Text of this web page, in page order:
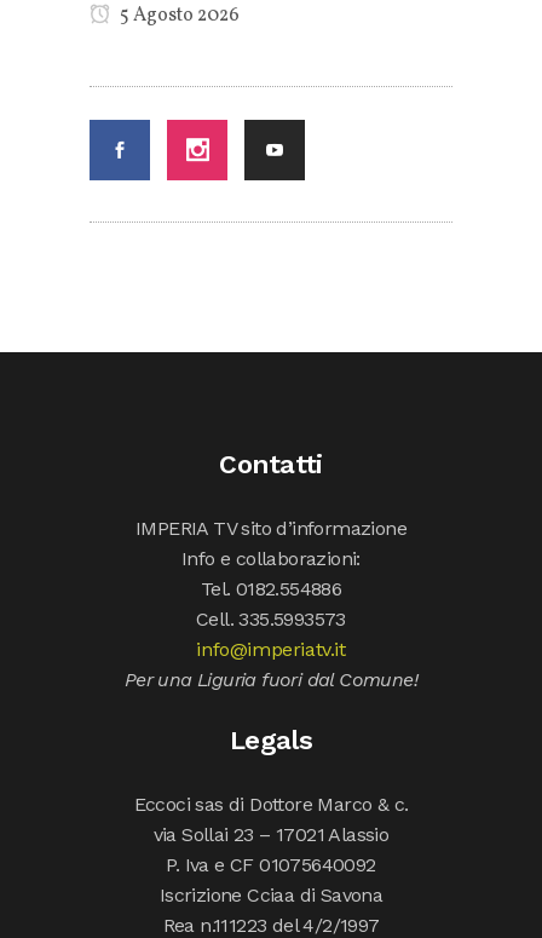
5 Agosto 2026
Contatti
IMPERIA TV sito d’informazione
Info e collaborazioni:
Tel. 0182.554886
Cell. 335.5993573
info@imperiatv.it
Per una Liguria fuori dal Comune!
Legals
Eccoci sas di Dottore Marco & c.
via Sollai 23 – 17021 Alassio
P. Iva e CF 01075640092
Iscrizione Cciaa di Savona
Rea n.111223 del 4/2/1997